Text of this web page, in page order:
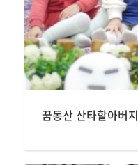
꿈동산 산타할아버지